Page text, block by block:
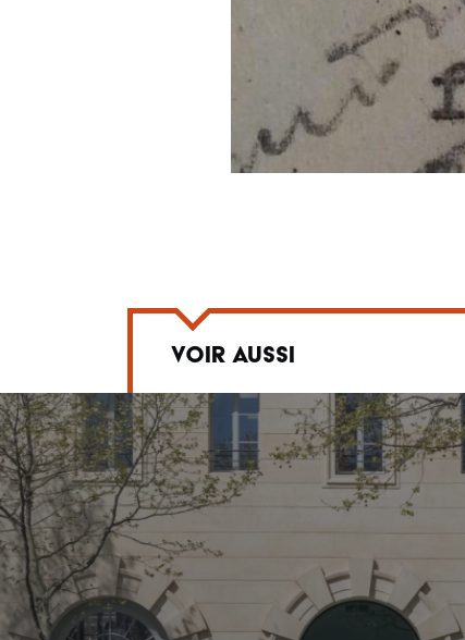
VOIR AUSSI